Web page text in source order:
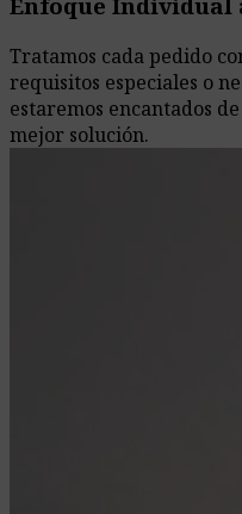
Tratamos cada pedido
requisitos especiales o
estaremos encantados
mejor solución.